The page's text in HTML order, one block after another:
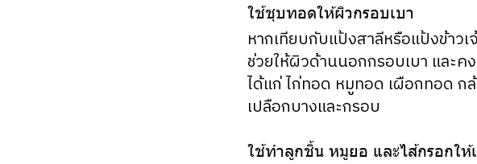
ใช้ชุบทอดให้ผิวกรอบเบา
หากเทียบกับแป้งสาลีหรือแป้งข้าว
ช่วยให้ผิวด้านนอกกรอบเบา และ
ได้แก่ ไก่ทอด หมูทอด เผือกทอด ก
เปลือกบางและกรอบ
ใช้ทำลูกชิ้น หมูยอ และไส้กรอกให้